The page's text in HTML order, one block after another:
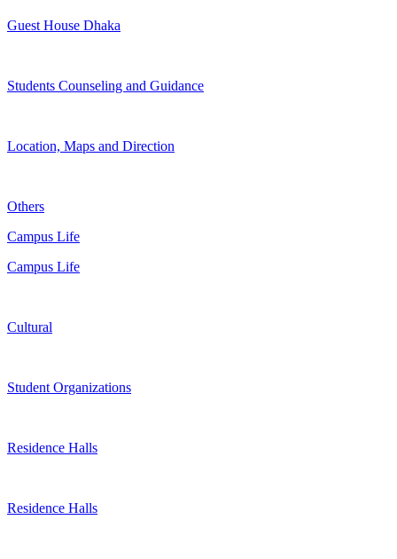
Guest House Dhaka
Students Counseling and Guidance
Location, Maps and Direction
Others
Campus Life
Campus Life
Cultural
Student Organizations
Residence Halls
Residence Halls